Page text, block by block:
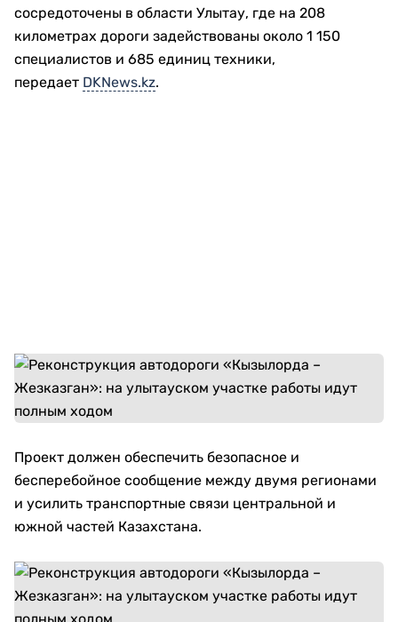
сосредоточены в области Улытау, где на 208
километрах дороги задействованы около 1 150
специалистов и 685 единиц техники,
передает DKNews.kz.
Проект должен обеспечить безопасное и
бесперебойное сообщение между двумя регионами
и усилить транспортные связи центральной и
южной частей Казахстана.